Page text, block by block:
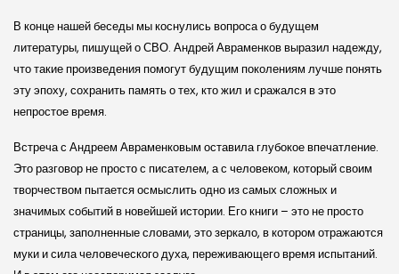
В конце нашей беседы мы коснулись вопроса о будущем
литературы, пишущей о СВО. Андрей Авраменков выразил надежду,
что такие произведения помогут будущим поколениям лучше понять
эту эпоху, сохранить память о тех, кто жил и сражался в это
непростое время.
Встреча с Андреем Авраменковым оставила глубокое впечатление.
Это разговор не просто с писателем, а с человеком, который своим
творчеством пытается осмыслить одно из самых сложных и
значимых событий в новейшей истории. Его книги – это не просто
страницы, заполненные словами, это зеркало, в котором отражаются
муки и сила человеческого духа, переживающего время испытаний.